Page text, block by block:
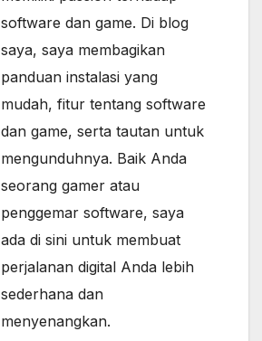
software dan game. Di blog
saya, saya membagikan
panduan instalasi yang
mudah, fitur tentang software
dan game, serta tautan untuk
mengunduhnya. Baik Anda
seorang gamer atau
penggemar software, saya
ada di sini untuk membuat
perjalanan digital Anda lebih
sederhana dan
menyenangkan.